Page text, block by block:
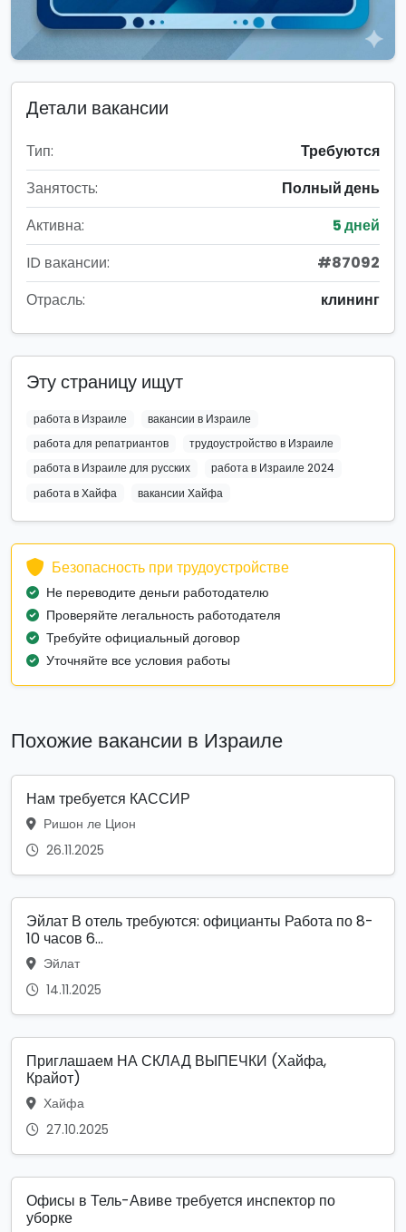
Детали вакансии
Тип:
Требуются
Занятость:
Полный день
Активна:
5 дней
ID вакансии:
#87092
Отрасль:
клининг
Эту страницу ищут
работа в Израиле
вакансии в Израиле
работа для репатриантов
трудоустройство в Израиле
работа в Израиле для русских
работа в Израиле 2024
работа в Хайфа
вакансии Хайфа
Безопасность при трудоустройстве
Не переводите деньги работодателю
Проверяйте легальность работодателя
Требуйте официальный договор
Уточняйте все условия работы
Похожие вакансии в Израиле
Нам требуется КАССИР
Ришон ле Цион
26.11.2025
Эйлат В отель требуются: официанты Работа по 8-
10 часов 6...
Эйлат
14.11.2025
Приглашаем НА СКЛАД ВЫПЕЧКИ (Хайфа,
Крайот)
Хайфа
27.10.2025
Офисы в Тель-Авиве требуется инспектор по
уборке